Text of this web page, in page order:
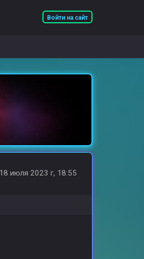
Войти на сайт
июля 2023 г, 18:55